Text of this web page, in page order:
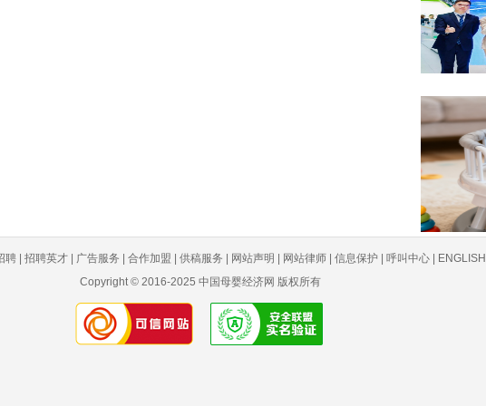
聘 | 招聘英才 | 广告服务 | 合作加盟 | 供稿服务 | 网站声明 | 网站律师 | 信息保护 | 呼叫中心 | ENGLISH
Copyright © 2016-2025 中国母婴经济网 版权所有